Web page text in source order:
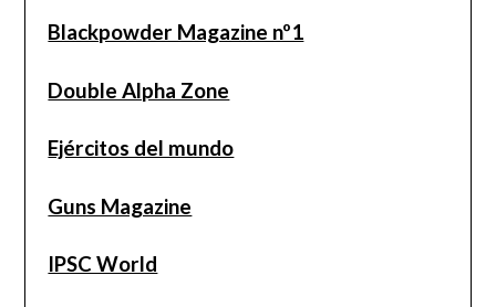
Blackpowder Magazine nº1
Double Alpha Zone
Ejércitos del mundo
Guns Magazine
IPSC World